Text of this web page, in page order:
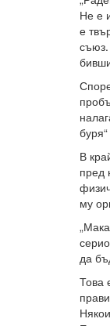
Не е
е
съюз.
В
пред
му
да
Това